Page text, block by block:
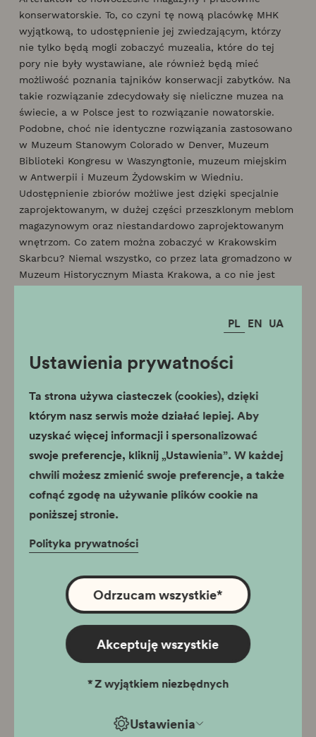
PL EN UA
Ustawienia prywatności
Ta strona używa ciasteczek (cookies), dzięki
którym nasz serwis może działać lepiej. Aby
uzyskać więcej informacji i spersonalizować
swoje preferencje, kliknij „Ustawienia”. W każdej
chwili możesz zmienić swoje preferencje, a także
cofnąć zgodę na używanie plików cookie na
poniższej stronie.
Polityka prywatności
Ustawienia
Odrzucam wszystkie*
Akceptuję wszystkie
*Z wyjątkiem niezbędnych
konserwatorskie. To, co czyni tę nową placówkę MHK
wyjątkową, to udostępnienie jej zwiedzającym, którzy
nie tylko będą mogli zobaczyć muzealia, które do tej
pory nie były wystawiane, ale również będą mieć
możliwość poznania tajników konserwacji zabytków. Na
takie rozwiązanie zdecydowały się nieliczne muzea na
świecie, a w Polsce jest to rozwiązanie nowatorskie.
Podobne, choć nie identyczne rozwiązania zastosowano
w Muzeum Stanowym Colorado w Denver, Muzeum
Biblioteki Kongresu w Waszyngtonie, muzeum miejskim
w Antwerpii i Muzeum Żydowskim w Wiedniu.
Udostępnienie zbiorów możliwe jest dzięki specjalnie
zaprojektowanym, w dużej części przeszklonym meblom
magazynowym oraz niestandardowo zaprojektowanym
wnętrzom. Co zatem można zobaczyć w Krakowskim
Skarbcu? Niemal wszystko, co przez lata gromadzono w
Muzeum Historycznym Miasta Krakowa, a co nie jest
Obejrzeć, więc można malarstwo, grafikę, numizmaty,
meble. Poszczególnym magazynom nadano nazwy, które
nie tylko informują, ale przede wszystkim nadają
to Stara biblioteka, magazyny tkanin to Skład
bławatny i Garderoba babci, magazyn broni to Arsenał,
a magazyn numizmatów to oczywiście Skarbiec.
W magazynach przygotowano również specjalną salę
multimedialna, gdzie zwiedzający będą mogli przeglądać
zdigitalizowaną – w ramach projektu Cyfrowy Thesaurus
– część muzealnej kolekcji.
W Centrum Interpretacji Artefaktów prowadzony będzie
dla dorosłych. W jego ramach organizowane będą